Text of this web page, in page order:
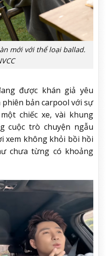
mới với thể loại ballad.
được khán giả yêu
bản carpool với sự
chiếc xe, vài khung
cuộc trò chuyện ngẫu
xem không khỏi bồi hồi
chưa từng có khoảng